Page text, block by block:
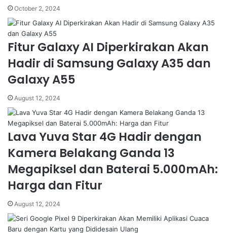
October 2, 2024
Fitur Galaxy AI Diperkirakan Akan
Hadir di Samsung Galaxy A35 dan
Galaxy A55
August 12, 2024
Lava Yuva Star 4G Hadir dengan
Kamera Belakang Ganda 13
Megapiksel dan Baterai 5.000mAh:
Harga dan Fitur
August 12, 2024